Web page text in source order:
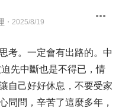
・ 2025/8/19
考。一定會有出路的。中
先中斷也是不得已，情
自己好好休息，不要受家
問問，辛苦了這麼多年，